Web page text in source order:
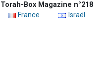
Torah-Box Magazine n°218
France
Israël